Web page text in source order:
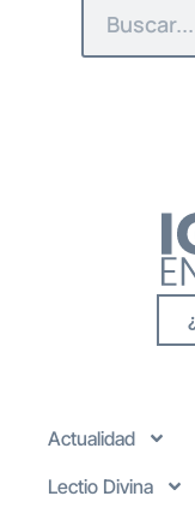
Actualidad
Lectio Divina